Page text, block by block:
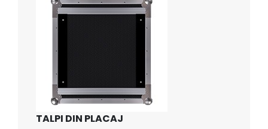
TALPI DIN PLACAJ